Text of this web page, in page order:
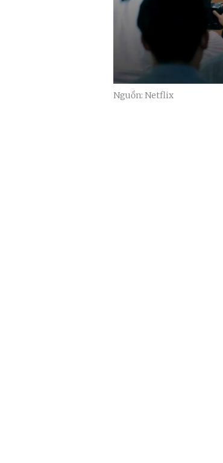
Nguồn: Netflix